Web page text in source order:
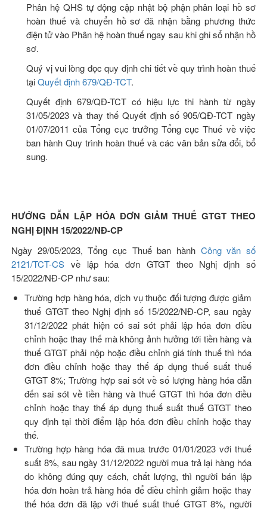
Phân hệ QHS tự động cập nhật bộ phận phân loại hồ sơ
hoàn thuế và chuyển hồ sơ đã nhận bằng phương thức
điện tử vào Phân hệ hoàn thuế ngay sau khi ghi sổ nhận hồ
sơ.
Quý vị vui lòng đọc quy định chi tiết về quy trình hoàn thuế
tạiQuyết định 679/QĐ-TCT.
Quyết định 679/QĐ-TCT có hiệu lực thi hành từ ngày
31/05/2023 và thay thế Quyết định số 905/QĐ-TCT ngày
01/07/2011 của Tổng cục trưởng Tổng cục Thuế về việc
ban hành Quy trình hoàn thuế và các văn bản sửa đổi, bổ
sung.
HƯỚNG DẪN LẬP HÓA ĐƠN GIẢM THUẾ GTGT THEO
NGHỊ ĐỊNH 15/2022/NĐ-CP
Ngày 29/05/2023, Tổng cục Thuế ban hành Công văn số
2121/TCT-CS về lập hóa đơn GTGT theo Nghị định số
15/2022/NĐ-CP như sau:
Trường hợp hàng hóa, dịch vụ thuộc đối tượng được giảm
thuế GTGT theo Nghị định số 15/2022/NĐ-CP, sau ngày
31/12/2022 phát hiện có sai sót phải lập hóa đơn điều
chỉnh hoặc thay thế mà không ảnh hưởng tới tiền hàng và
thuế GTGT phải nộp hoặc điều chỉnh giá tính thuế thì hóa
đơn điều chỉnh hoặc thay thế áp dụng thuế suất thuế
GTGT 8%; Trường hợp sai sót về số lượng hàng hóa dẫn
đến sai sót về tiền hàng và thuế GTGT thì hóa đơn điều
chỉnh hoặc thay thế áp dụng thuế suất thuế GTGT theo
quy định tại thời điểm lập hóa đơn điều chỉnh hoặc thay
thế.
Trường hợp hàng hóa đã mua trước 01/01/2023 với thuế
suất 8%, sau ngày 31/12/2022 người mua trả lại hàng hóa
do không đúng quy cách, chất lượng, thì người bán lập
hóa đơn hoàn trả hàng hóa để điều chỉnh giảm hoặc thay
thế hóa đơn đã lập với thuế suất thuế GTGT 8%, người